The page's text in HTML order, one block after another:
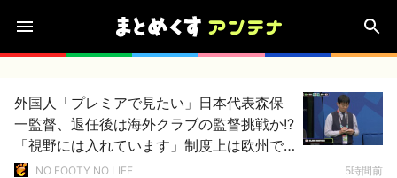
外国人「プレミアで見たい」日本代表森保
一監督、退任後は海外クラブの監督挑戦か!?
「視野には入れています」制度上は欧州で
の監督就任が可能【海外の反応】
NO FOOTY NO LIFE 5時間前